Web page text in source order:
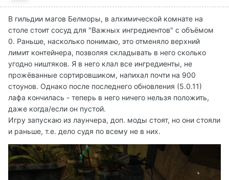
В гильдии магов Белморы, в алхимической комнате на
столе стоит сосуд для "Важных ингредиентов" с объёмом
0. Раньше, насколько понимаю, это отменяло верхний
лимит контейнера, позволяя складывать в него сколько
угодно ништяков. Я в него клал все ингредиенты, не
прожёванные сортировшиком, напихал почти на 900
стоунов. Однако после последнего обновления (5.0.11)
лафа кончилась - теперь в него ничего нельзя положить,
даже когда/если он пустой.
Игру запускаю из лаунчера, доп. моды стоят, но они стояли
и раньше, т.е. дело судя по всему не в них.